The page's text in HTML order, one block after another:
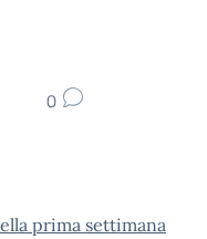
0
prima settimana